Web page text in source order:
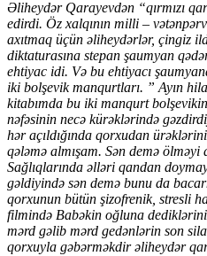
Əliheydər Qarayevdən “qırmızı
edirdi. Öz xalqının milli –
axıtmaq üçün əliheydərlər, çingiz
diktaturasına stepan şaumyan
ehtiyac idi. Və bu ehtiyacı
iki bolşevik manqurtları. ” Ayın
kitabımda bu iki manqurt
nəfəsinin necə kürəklərində
hər açıldığında qorxudan
qələmə almışam. Sən demə ölməyi
Sağlıqlarında əlləri qandan
gəldiyində sən demə bunu da
qorxunun bütün şizofrenik, stresli
filmində Babəkin oğluna
mərd gəlib mərd gedənlərin son
qorxuyla gəbərməkdir əliheydər